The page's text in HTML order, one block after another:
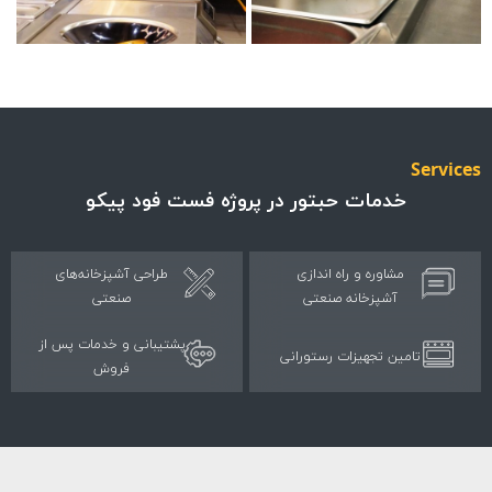
حبتور در پروژه فست فود پیکو
و راه اندازی
صنعتی
طراحی آشپزخانه‌های
صنعتی
تجهیزات رستورانی
پشتیبانی و خدمات پس از
فروش